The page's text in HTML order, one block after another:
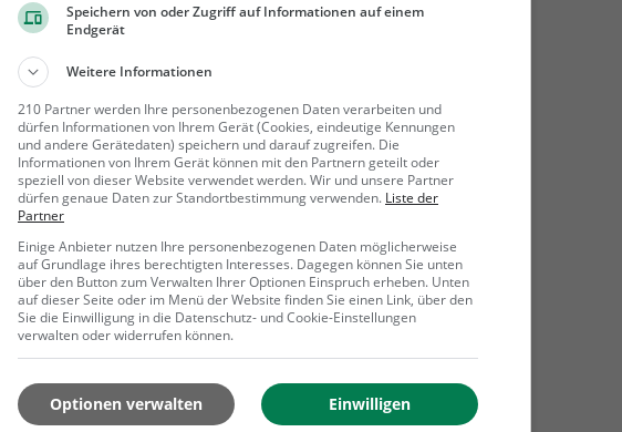
Hainburg ist eine Anlage für Bubble Soccer in
Ball ins Tor zu schießen, aber Bubble Soccer ist noch
mehr.Eingepackt in durchsichtige Kunststoffbälle
ihr rennen, hinfallen, zusammenprallen und euch
überschlagen - alles ganz ohne euch wehzutun.
Mehr erfahren
im Alma Park
39, 45886 Gelsenkirchen
Speichern von oder Zugriff auf Informationen auf einem
Endgerät
Weitere Informationen
210 Partner werden Ihre personenbezogenen Daten verarbeiten und
dürfen Informationen von Ihrem Gerät (Cookies, eindeutige Kennungen
und andere Gerätedaten) speichern und darauf zugreifen. Die
Informationen von Ihrem Gerät können mit den Partnern geteilt oder
speziell von dieser Website verwendet werden. Wir und unsere Partner
dürfen genaue Daten zur Standortbestimmung verwenden. Liste der
Partner
Einige Anbieter nutzen Ihre personenbezogenen Daten möglicherweise
auf Grundlage ihres berechtigten Interesses. Dagegen können Sie unten
über den Button zum Verwalten Ihrer Optionen Einspruch erheben. Unten
auf dieser Seite oder im Menü der Website finden Sie einen Link, über den
Sie die Einwilligung in die Datenschutz- und Cookie-Einstellungen
verwalten oder widerrufen können.
Einwilligen
Optionen verwalten